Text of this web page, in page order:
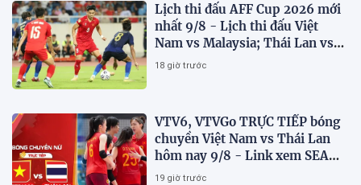
Lịch thi đấu AFF Cup 2026 mới
nhất 9/8 - Lịch thi đấu Việt
Nam vs Malaysia; Thái Lan vs
Singapore
18 giờ trước
VTV6, VTVGo TRỰC TIẾP bóng
chuyền Việt Nam vs Thái Lan
hôm nay 9/8 - Link xem SEA
V.Cup 2026 mới nhất
19 giờ trước